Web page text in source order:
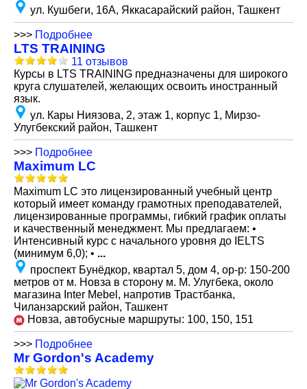
ул. Кушбеги, 16А, Яккасарайский район, Ташкент
>>> Подробнее
LTS TRAINING
11 отзывов
Курсы в LTS TRAINING предназначены для широкого
круга слушателей, желающих освоить иностранный
язык.
ул. Кары Ниязова, 2, этаж 1, корпус 1, Мирзо-
Улугбекский район, Ташкент
>>> Подробнее
Maximum LC
Maximum LC это лицензированный учебный центр
который имеет команду грамотных преподавателей,
лицензированные программы, гибкий график оплаты
и качественный менеджмент. Мы предлагаем: •
Интенсивный курс с начального уровня до IELTS
(минимум 6,0); • ...
проспект Бунёдкор, квартал 5, дом 4, ор-р: 150-200
метров от м. Новза в сторону м. М. Улугбека, около
магазина Inter Mebel, напротив Трастбанка,
Чиланзарский район, Ташкент
Новза, автобусные маршруты: 100, 150, 151
>>> Подробнее
Mr Gordon's Academy